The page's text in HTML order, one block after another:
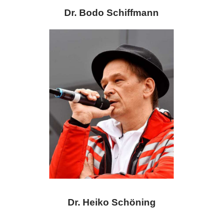
Dr. Bodo Schiffmann
Dr. Heiko Schöning